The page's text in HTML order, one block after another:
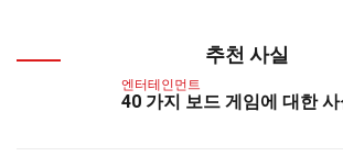
추천 사실
엔터테인먼트
40 가지 보드 게임에 대한 사